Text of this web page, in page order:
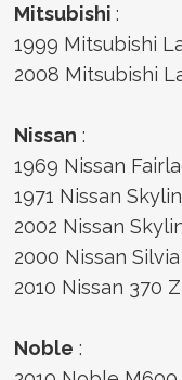
Mitsubishi:
1999 Mitsubishi
2008 Mitsubishi
Nissan :
1969 Nissan
1971 Nissan
2002 Nissan
2000 Nissan
2010 Nissan 370 Z
Noble :